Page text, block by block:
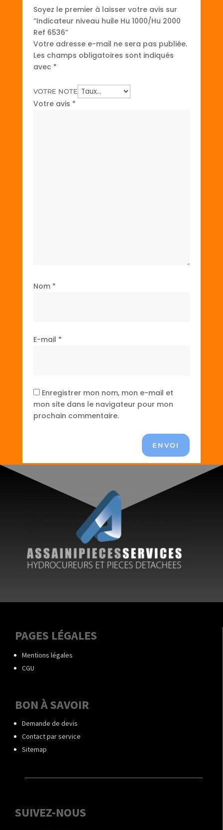
Soyez le premier à laisser votre avis sur
“Indicateur niveau huile Hu 1000/Hu 2000
Ref 6536”
Votre adresse e-mail ne sera pas publiée.
Les champs obligatoires sont indiqués
avec *
VOTRE NOTE
Votre avis *
Nom *
E-mail *
Enregistrer mon nom, mon e-mail et
mon site dans le navigateur pour mon
prochain commentaire.
ENVOI
PAGES LÉGALES
Mentions légales
CGU
BON À SAVOIR
Demande de devis
Contact par service
Sitemap
SUIVEZ-NOUS